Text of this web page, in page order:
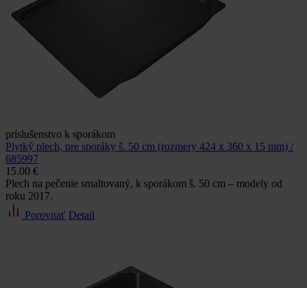
príslušenstvo k sporákom
Plytký plech, pre sporáky š. 50 cm (rozmery 424 x 360 x 15 mm) /
685997
15.00 €
Plech na pečenie smaltovaný, k sporákom š. 50 cm – modely od
roku 2017.
Porovnať Detail